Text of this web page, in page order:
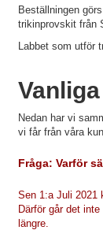
Beställningen
trikinprovskit från
Labbet som utför
Nedan har vi
vi får från våra
Fråga: Varför
Sen 1:a Juli 2021
Därför går det
längre.